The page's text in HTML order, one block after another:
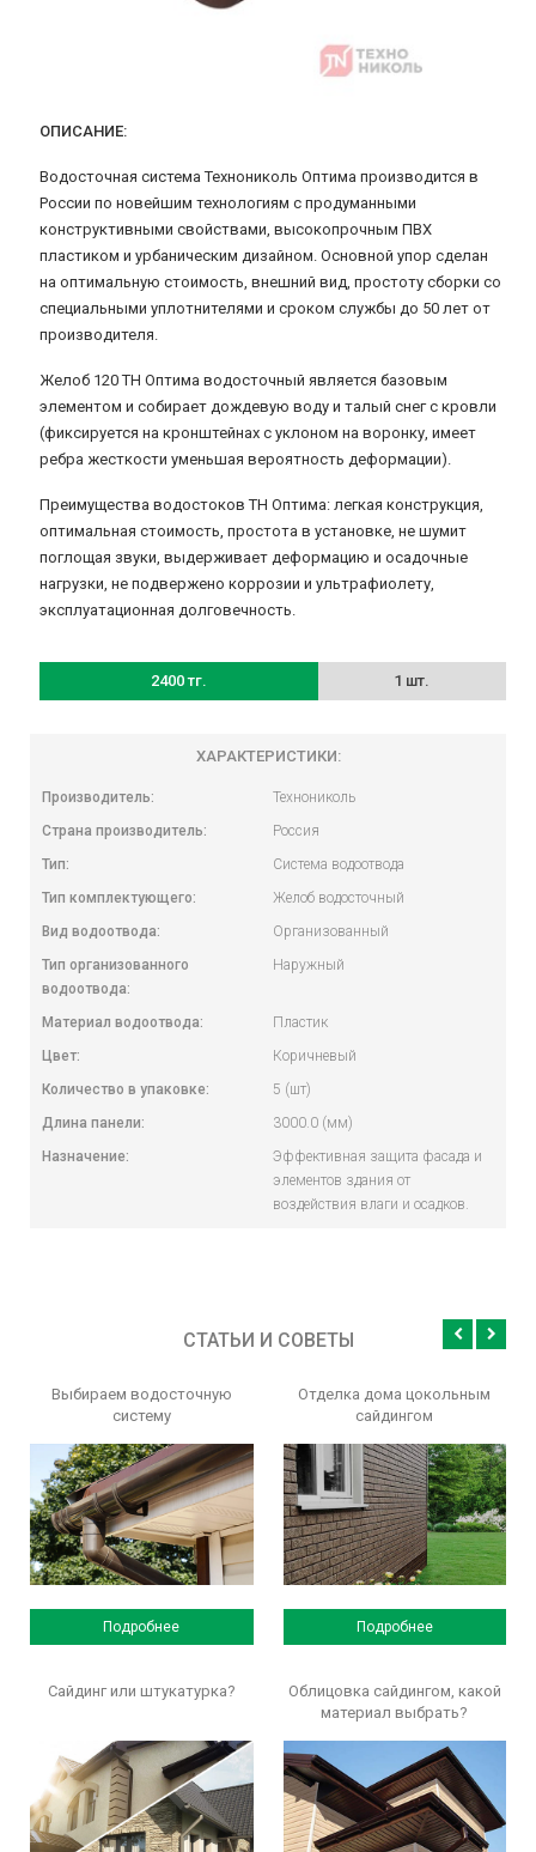
ОПИСАНИЕ:
Водосточная система Технониколь Оптима производится в
России по новейшим технологиям с продуманными
конструктивными свойствами, высокопрочным ПВХ
пластиком и урбаническим дизайном. Основной упор сделан
на оптимальную стоимость, внешний вид, простоту сборки со
специальными уплотнителями и сроком службы до 50 лет от
производителя.
Желоб 120 ТН Оптима водосточный является базовым
элементом и собирает дождевую воду и талый снег с кровли
(фиксируется на кронштейнах с уклоном на воронку, имеет
ребра жесткости уменьшая вероятность деформации).
Преимущества водостоков ТН Оптима: легкая конструкция,
оптимальная стоимость, простота в установке, не шумит
поглощая звуки, выдерживает деформацию и осадочные
нагрузки, не подвержено коррозии и ультрафиолету,
эксплуатационная долговечность.
2400 тг. 1 шт.
ХАРАКТЕРИСТИКИ:
Производитель:
Страна производитель:
Тип:
Тип комплектующего:
Вид водоотвода:
Тип организованного
водоотвода:
Технониколь
Россия
Система водоотвода
Желоб водосточный
Организованный
Наружный
Материал водоотвода:
Цвет:
Количество в упаковке:
Длина панели:
Назначение:
Пластик
Коричневый
5 (шт)
3000.0 (мм)
Эффективная защита фасада и
элементов здания от
воздействия влаги и осадков.
СТАТЬИ И СОВЕТЫ
Выбираем водосточную
систему
Подробнее
Отделка дома цокольным
сайдингом
Подробнее
Сайдинг или штукатурка?
Облицовка сайдингом, какой
материал выбрать?